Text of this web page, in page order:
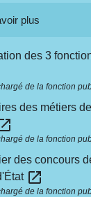
plus
des 3
de la fonction
des métiers
de la fonction
des concours
open_in_new
de la fonction